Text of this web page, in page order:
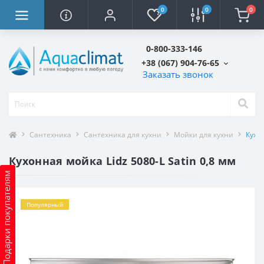
0 0 0
0-800-333-146
+38 (067) 904-76-65
Заказать звонок
Подарки покупателям
Сантехника Сантехника для кухни Мойки для кухни
Кухонная мойка Lidz 5080-L Satin 0,8 мм
Популярный